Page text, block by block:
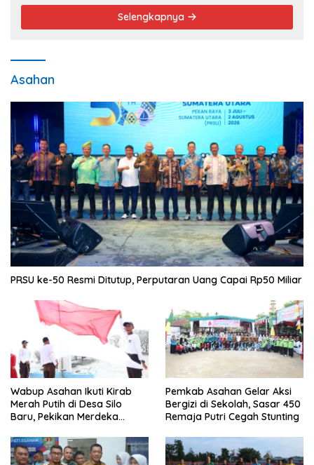
Selengkapnya
Asahan
PRSU ke-50 Resmi Ditutup, Perputaran Uang Capai Rp50 Miliar
Wabup Asahan Ikuti Kirab
Merah Putih di Desa Silo
Baru, Pekikan Merdeka
Pemkab Asahan Gelar Aksi
Bergizi di Sekolah, Sasar 450
Remaja Putri Cegah Stunting